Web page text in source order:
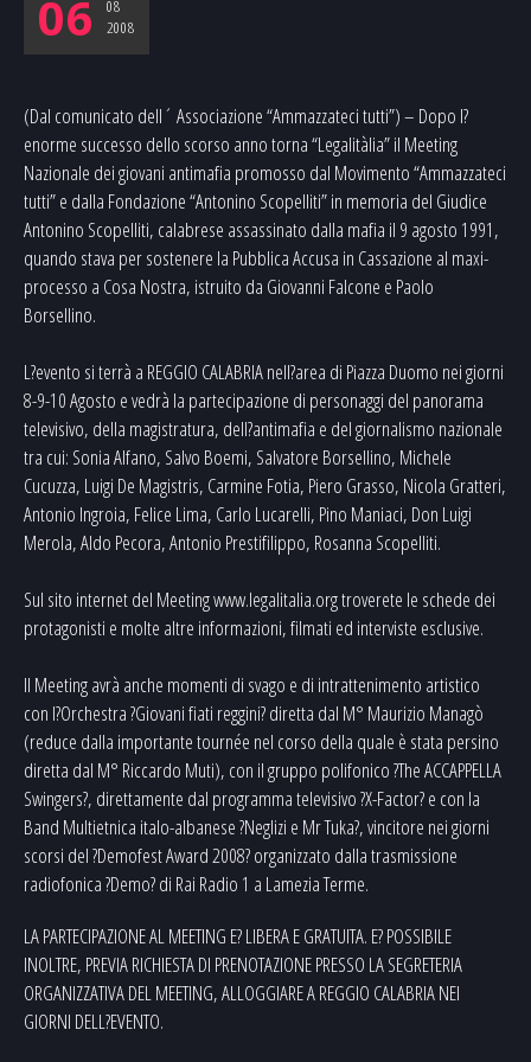
06
08
2008
(Dal comunicato dell´ Associazione “Ammazzateci tutti”) – Dopo l?
enorme successo dello scorso anno torna “Legalitàlia” il Meeting
Nazionale dei giovani antimafia promosso dal Movimento “Ammazzateci
tutti” e dalla Fondazione “Antonino Scopelliti” in memoria del Giudice
Antonino Scopelliti, calabrese assassinato dalla mafia il 9 agosto 1991,
quando stava per sostenere la Pubblica Accusa in Cassazione al maxi-
processo a Cosa Nostra, istruito da Giovanni Falcone e Paolo
Borsellino.
L?evento si terrà a REGGIO CALABRIA nell?area di Piazza Duomo nei giorni
8-9-10 Agosto e vedrà la partecipazione di personaggi del panorama
televisivo, della magistratura, dell?antimafia e del giornalismo nazionale
tra cui: Sonia Alfano, Salvo Boemi, Salvatore Borsellino, Michele
Cucuzza, Luigi De Magistris, Carmine Fotia, Piero Grasso, Nicola Gratteri,
Antonio Ingroia, Felice Lima, Carlo Lucarelli, Pino Maniaci, Don Luigi
Merola, Aldo Pecora, Antonio Prestifilippo, Rosanna Scopelliti.
Sul sito internet del Meeting www.legalitalia.org troverete le schede dei
protagonisti e molte altre informazioni, filmati ed interviste esclusive.
Il Meeting avrà anche momenti di svago e di intrattenimento artistico
con l?Orchestra ?Giovani fiati reggini? diretta dal M° Maurizio Managò
(reduce dalla importante tournée nel corso della quale è stata persino
diretta dal M° Riccardo Muti), con il gruppo polifonico ?The ACCAPPELLA
Swingers?, direttamente dal programma televisivo ?X-Factor? e con la
Band Multietnica italo-albanese ?Neglizi e Mr Tuka?, vincitore nei giorni
scorsi del ?Demofest Award 2008? organizzato dalla trasmissione
radiofonica ?Demo? di Rai Radio 1 a Lamezia Terme.
LA PARTECIPAZIONE AL MEETING E? LIBERA E GRATUITA. E? POSSIBILE
INOLTRE, PREVIA RICHIESTA DI PRENOTAZIONE PRESSO LA SEGRETERIA
ORGANIZZATIVA DEL MEETING, ALLOGGIARE A REGGIO CALABRIA NEI
GIORNI DELL?EVENTO.